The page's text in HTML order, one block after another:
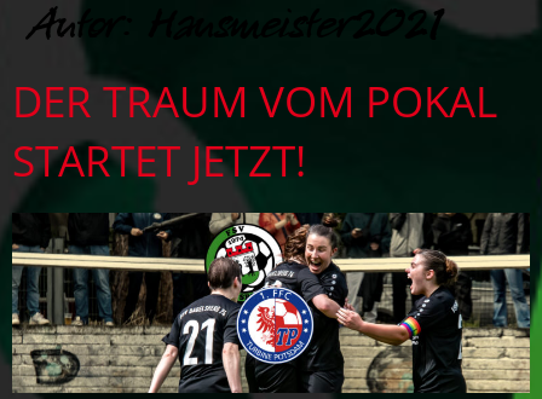
Autor: Hausmeister2021
DER TRAUM VOM POKAL
STARTET JETZT!